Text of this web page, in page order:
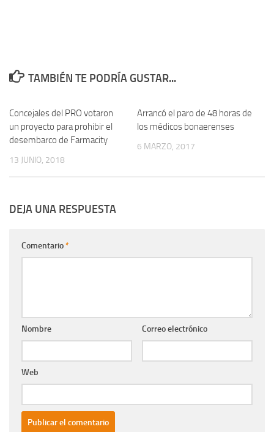
TAMBIÉN TE PODRÍA GUSTAR...
Concejales del PRO votaron
un proyecto para prohibir el
desembarco de Farmacity
13 JUNIO, 2018
Arrancó el paro de 48 horas de
los médicos bonaerenses
6 MARZO, 2017
DEJA UNA RESPUESTA
Comentario*
Nombre Correo electrónico
Web